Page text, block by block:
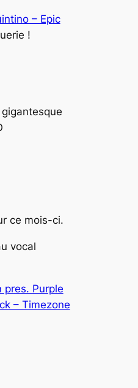
– Epic
!
gigantesque
ce mois-ci.
vocal
pres. Purple
– Timezone